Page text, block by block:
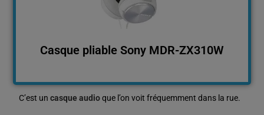
Casque pliable Sony MDR-ZX310W
C’est uncasque audioque l’on voit fréquemment dans la rue.